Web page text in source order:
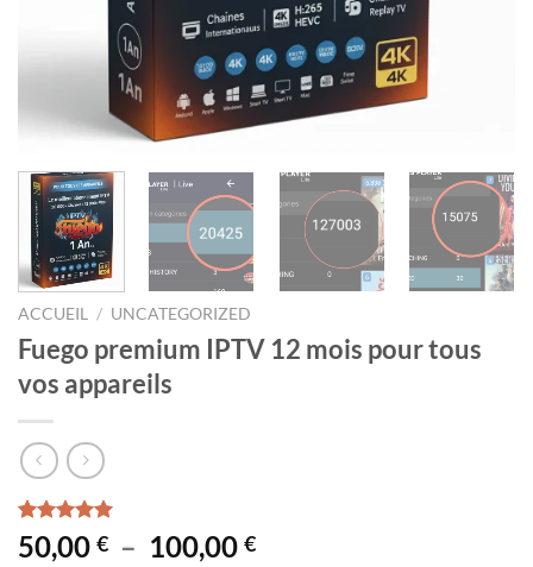
ACCUEIL / UNCATEGORIZED
Fuego premium IPTV 12 mois pour tous
vos appareils
Noté5.00
sur 5 basé
2
50,00 € – 100,00 €Plage